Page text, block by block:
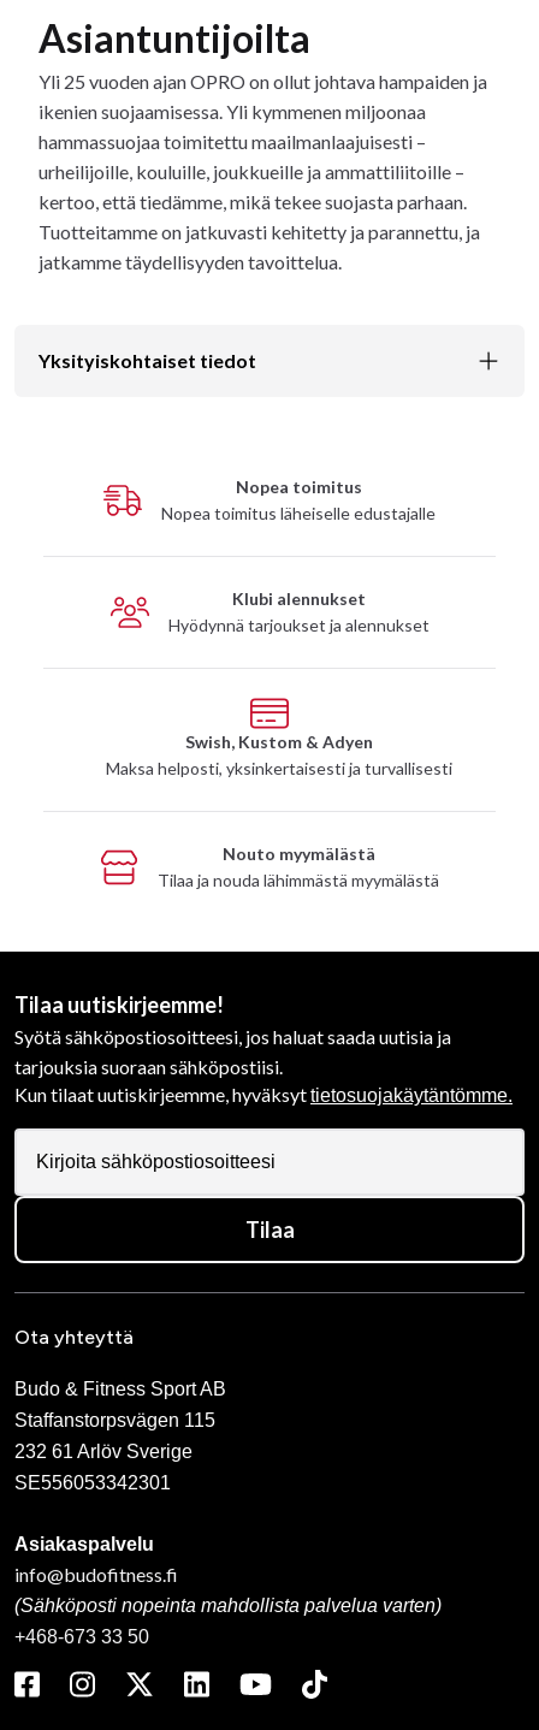
Asiantuntijoilta
Yli 25 vuoden ajan OPRO on ollut johtava hampaiden ja
ikenien suojaamisessa. Yli kymmenen miljoonaa
hammassuojaa toimitettu maailmanlaajuisesti –
urheilijoille, kouluille, joukkueille ja ammattiliitoille –
kertoo, että tiedämme, mikä tekee suojasta parhaan.
Tuotteitamme on jatkuvasti kehitetty ja parannettu, ja
jatkamme täydellisyyden tavoittelua.
Yksityiskohtaiset tiedot
Nopea toimitus
Nopea toimitus läheiselle edustajalle
Klubi alennukset
Hyödynnä tarjoukset ja alennukset
Swish, Kustom & Adyen
Maksa helposti, yksinkertaisesti ja turvallisesti
Nouto myymälästä
Tilaa ja nouda lähimmästä myymälästä
Tilaa uutiskirjeemme!
Syötä sähköpostiosoitteesi, jos haluat saada uutisia ja
tarjouksia suoraan sähköpostiisi.
Kun tilaat uutiskirjeemme, hyväksyttietosuojakäytäntömme.
Tilaa
Ota yhteyttä
Budo & Fitness Sport AB
Staffanstorpsvägen 115
232 61 Arlöv Sverige
SE556053342301
Asiakaspalvelu
info@budofitness.fi
(Sähköposti nopeinta mahdollista palvelua varten)
+468-673 33 50